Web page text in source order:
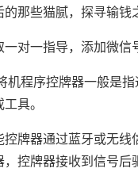
那些猫腻，探寻输钱
对一指导，添加微信
机程序控牌器一般是
具。
牌器通过蓝牙或无
控牌器接收到信号